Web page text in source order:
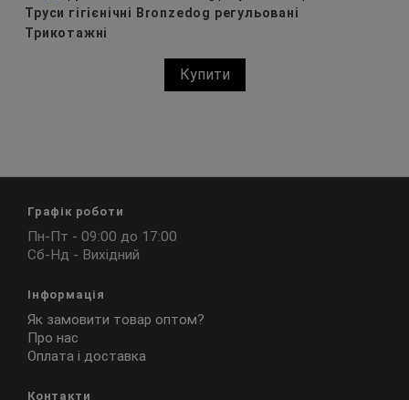
Труси гігієнічні Bronzedog регульовані
Трикотажні
Купити
Графік роботи
Пн-Пт - 09:00 до 17:00
Сб-Нд - Вихідний
Інформація
Як замовити товар оптом?
Про нас
Оплата і доставка
Контакти